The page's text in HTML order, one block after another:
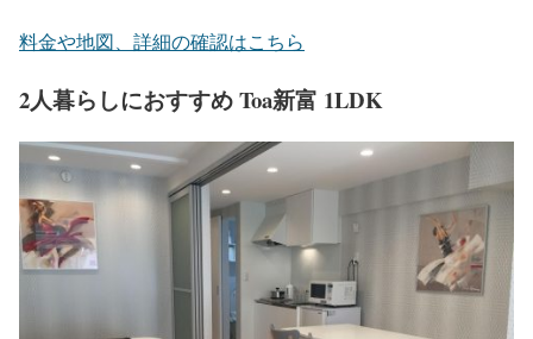
料金や地図、詳細の確認はこちら
2人暮らしにおすすめ Toa新富 1LDK